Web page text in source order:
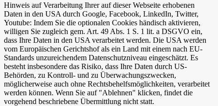
Hinweis auf Verarbeitung Ihrer auf dieser Webseite erhobenen
Daten in den USA durch Google, Facebook, LinkedIn, Twitter,
Youtube: Indem Sie die optionalen Cookies händisch aktivieren,
willigen Sie zugleich gem. Art. 49 Abs. 1 S. 1 lit. a DSGVO ein,
dass Ihre Daten in den USA verarbeitet werden. Die USA werden
vom Europäischen Gerichtshof als ein Land mit einem nach EU-
Standards unzureichendem Datenschutzniveau eingeschätzt. Es
besteht insbesondere das Risiko, dass Ihre Daten durch US-
Behörden, zu Kontroll- und zu Überwachungszwecken,
möglicherweise auch ohne Rechtsbehelfsmöglichkeiten, verarbeitet
werden können. Wenn Sie auf "Ablehnen" klicken, findet die
vorgehend beschriebene Übermittlung nicht statt.